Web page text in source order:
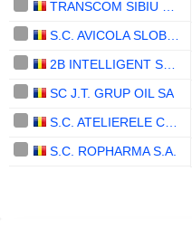
SC J.T. GRUP OIL SA
S.C. ROPHARMA S.A.